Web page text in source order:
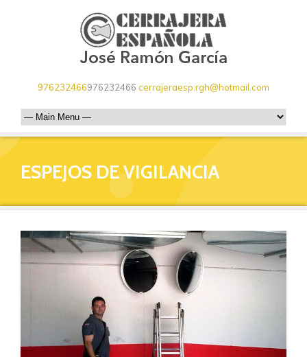
976232466976232466 cerrajeraesp.rgh@hotmail.com
ESPEJOS DE VIGILANCIA